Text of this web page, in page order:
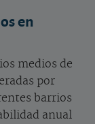
en
medios de
por
barrios
anual